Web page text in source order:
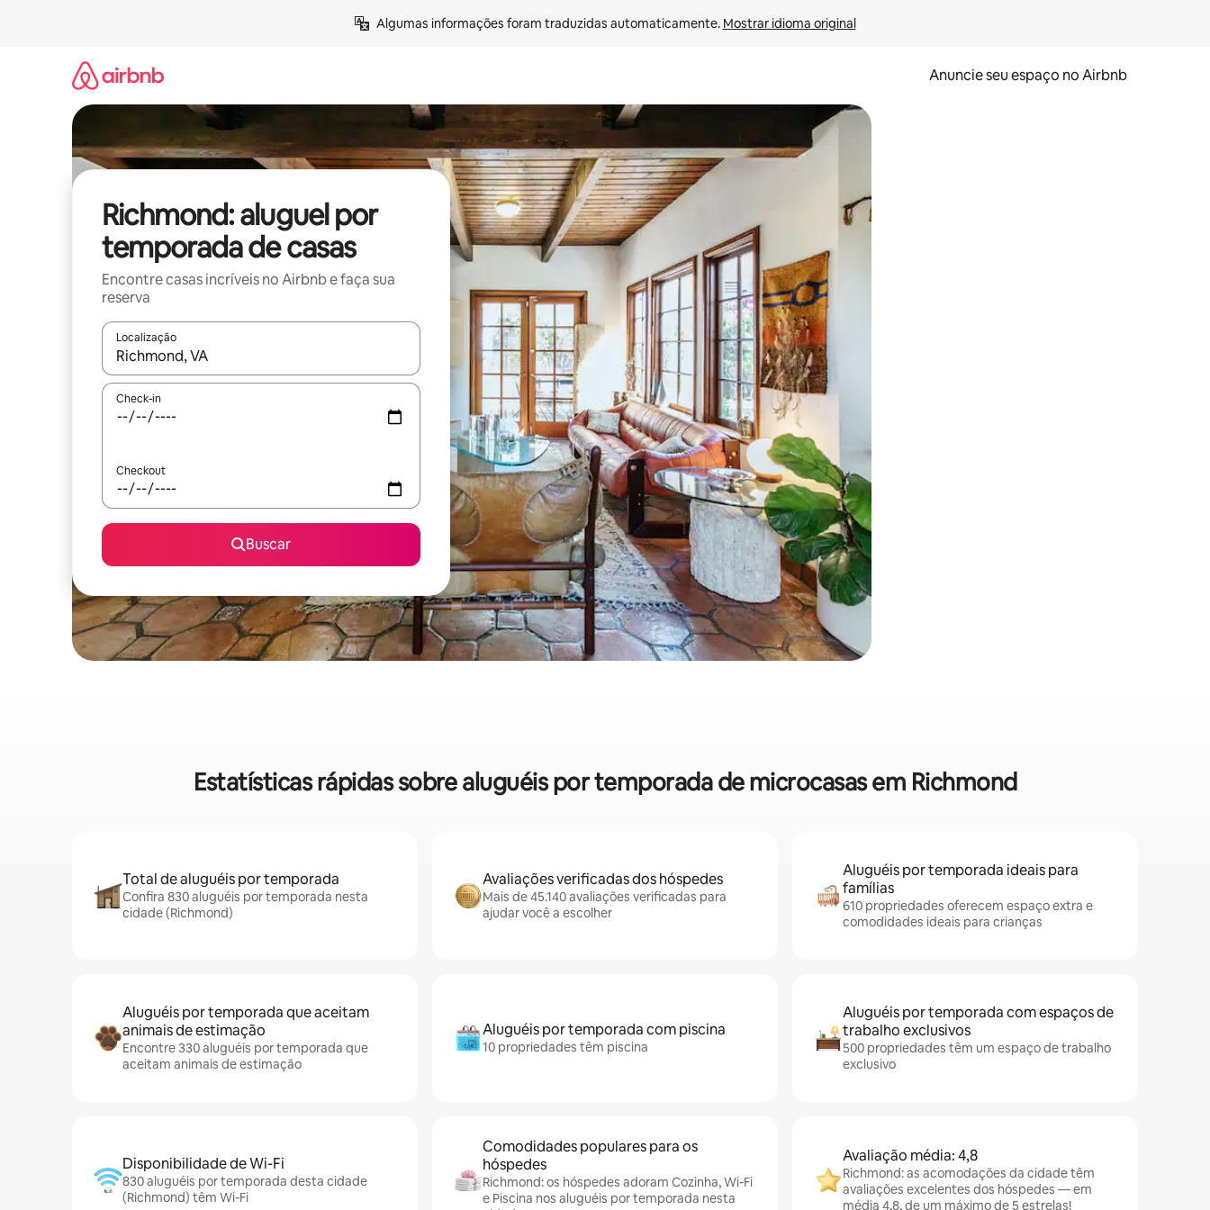
Algumas informações foram traduzidas automaticamente. Mostrar idioma original
Anuncie seu espaço no Airbnb
Richmond: aluguel por
temporada de casas
Encontre casas incríveis no Airbnb e faça sua
reserva
Localização
Quando os resultados estiverem disponíveis, explore-os usando as seta para cima e para baixo do teclado ou tocando e deslizando o dedo na tela.
Check-in
Checkout
Buscar
Estatísticas rápidas sobre aluguéis por temporada de microcasas em Richmond
Total de aluguéis por temporada
Confira 830 aluguéis por temporada nesta
cidade (Richmond)
Avaliações verificadas dos hóspedes
Mais de 45.140 avaliações verificadas para
ajudar você a escolher
Aluguéis por temporada ideais para
famílias
610 propriedades oferecem espaço extra e
comodidades ideais para crianças
Aluguéis por temporada que aceitam
animais de estimação
Encontre 330 aluguéis por temporada que
aceitam animais de estimação
Aluguéis por temporada com piscina
10 propriedades têm piscina
Aluguéis por temporada com espaços de
trabalho exclusivos
500 propriedades têm um espaço de trabalho
exclusivo
Disponibilidade de Wi-Fi
830 aluguéis por temporada desta cidade
(Richmond) têm Wi-Fi
Comodidades populares para os
hóspedes
Richmond: os hóspedes adoram Cozinha, Wi-Fi
e Piscina nos aluguéis por temporada nesta
Avaliação média: 4,8
Richmond: as acomodações da cidade têm
avaliações excelentes dos hóspedes — em
média 4,8, de um máximo de 5 estrelas!